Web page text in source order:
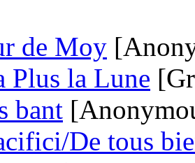
de Moy
Plus la Lune
bant
De tous